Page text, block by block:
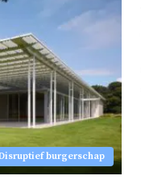
burgerschap